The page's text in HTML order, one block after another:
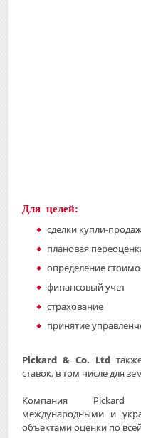
Для целей:
сделки купли-
плановая
определение
финансовый учет
страхование
принятие
Pickard & Co. Ltd
ставок, в том числе для
Компания Pickard
международными и
объектами оценки по